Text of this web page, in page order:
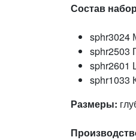
Состав
sphr3024
sphr2503
sphr2601
sphr1033
Размеры: